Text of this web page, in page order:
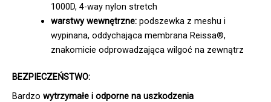
1000D, 4-way nylon stretch
warstwy wewnętrzne: podszewka z meshu i
wypinana, oddychająca membrana Reissa®,
znakomicie odprowadzająca wilgoć na zewnątrz
BEZPIECZEŃSTWO:
Bardzo wytrzymałe i odporne na uszkodzenia